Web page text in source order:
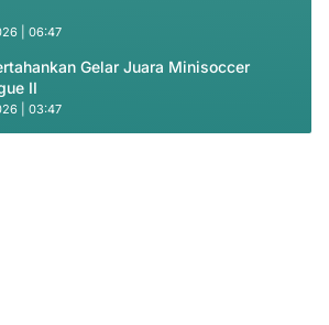
| 06:47
Gelar Juara Minisoccer
II
| 03:47